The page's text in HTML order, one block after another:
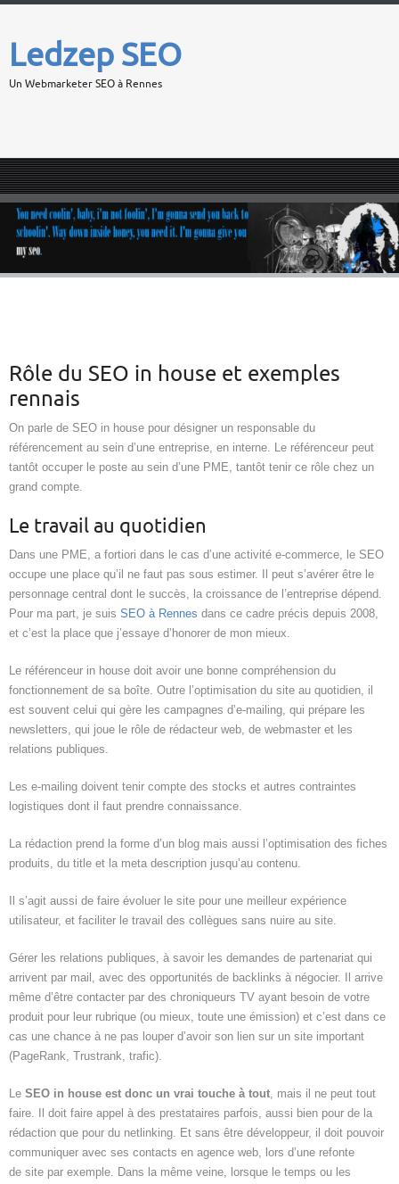
Ledzep SEO
Un Webmarketer SEO à Rennes
Rôle du SEO in house et exemples
rennais
On parle de SEO in house pour désigner un responsable du
référencement au sein d’une entreprise, en interne. Le référenceur peut
tantôt occuper le poste au sein d’une PME, tantôt tenir ce rôle chez un
grand compte.
Le travail au quotidien
Dans une PME, a fortiori dans le cas d’une activité e-commerce, le SEO
occupe une place qu’il ne faut pas sous estimer. Il peut s’avérer être le
personnage central dont le succès, la croissance de l’entreprise dépend.
Pour ma part, je suis SEO à Rennes dans ce cadre précis depuis 2008,
et c’est la place que j’essaye d’honorer de mon mieux.
Le référenceur in house doit avoir une bonne compréhension du
fonctionnement de sa boîte. Outre l’optimisation du site au quotidien, il
est souvent celui qui gère les campagnes d’e-mailing, qui prépare les
newsletters, qui joue le rôle de rédacteur web, de webmaster et les
relations publiques.
Les e-mailing doivent tenir compte des stocks et autres contraintes
logistiques dont il faut prendre connaissance.
La rédaction prend la forme d’un blog mais aussi l’optimisation des fiches
produits, du title et la meta description jusqu’au contenu.
Il s’agit aussi de faire évoluer le site pour une meilleur expérience
utilisateur, et faciliter le travail des collègues sans nuire au site.
Gérer les relations publiques, à savoir les demandes de partenariat qui
arrivent par mail, avec des opportunités de backlinks à négocier. Il arrive
même d’être contacter par des chroniqueurs TV ayant besoin de votre
produit pour leur rubrique (ou mieux, toute une émission) et c’est dans ce
cas une chance à ne pas louper d’avoir son lien sur un site important
(PageRank, Trustrank, trafic).
Le SEO in house est donc un vrai touche à tout, mais il ne peut tout
faire. Il doit faire appel à des prestataires parfois, aussi bien pour de la
rédaction que pour du netlinking. Et sans être développeur, il doit pouvoir
communiquer avec ses contacts en agence web, lors d’une refonte
de site par exemple. Dans la même veine, lorsque le temps ou les